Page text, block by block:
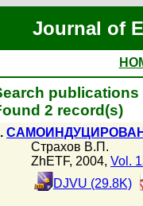
Journal of
2 record(s)
Страхов В.П.
ZhETF, 2004, Vol.
DJVU (29.8K)